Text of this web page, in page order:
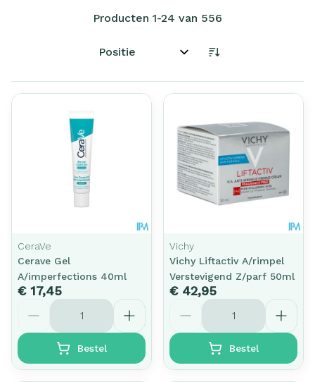
Producten 1-24 van 556
Sorteer op:
CeraVe
Cerave Gel
A/imperfections 40ml
€ 17,45
Aantal
Bestel
Vichy
Vichy Liftactiv A/rimpel
Verstevigend Z/parf 50ml
€ 42,95
Aantal
Bestel